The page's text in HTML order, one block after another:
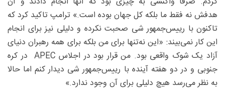
هدفش نه فقط ما بلکه کل جهان بوده است.» ترامپ تاکید کرد که
تاکنون با رییس‌جمهور شی صحبت نکرده و دلیلی نیز برای انجام
این کار نمی‌بیند: «این نه‌تنها برای من بلکه برای همه رهبران دنیای
آزاد یک شوک واقعی بود. من قرار بود در اجلاس APEC در کره
جنوبی و در دو هفته آینده با رییس‌جمهور شی دیدار کنم اما حالا
به نظر می‌رسد هیچ دلیلی برای آن وجود ندارد.»